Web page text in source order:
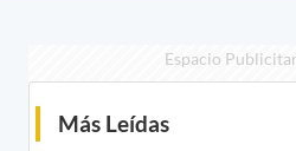
Espacio
Más Leídas